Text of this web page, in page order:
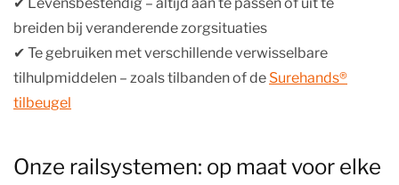
breiden bij veranderende zorgsituaties
✔︎ Te gebruiken met verschillende verwisselbare
tilhulpmiddelen – zoals tilbanden of de Surehands®
tilbeugel
Onze railsystemen: op maat voor elke